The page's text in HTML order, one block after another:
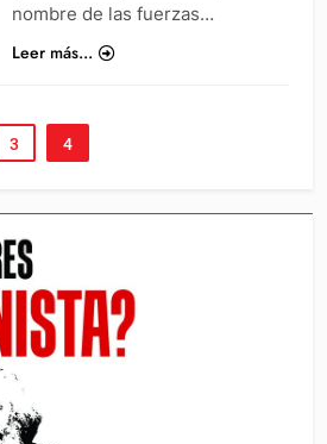
nombre de las fuerzas…
Leer más...
3 4